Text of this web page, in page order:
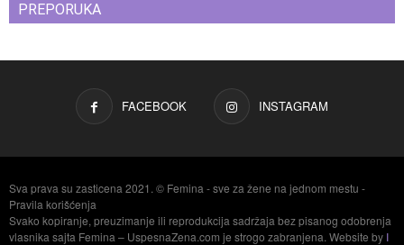
PREPORUKA
FACEBOOK INSTAGRAM
Sva prava su zasticena 2021. © Femina - sve za žene na jednom mestu -
Pravila korišćenja
Svako kopiranje, preuzimanje ili reprodukcija sadržaja bez pisanog odobrenja
vlasnika sajta Femina – UspesnaZena.com je strogo zabranjena. Website by I